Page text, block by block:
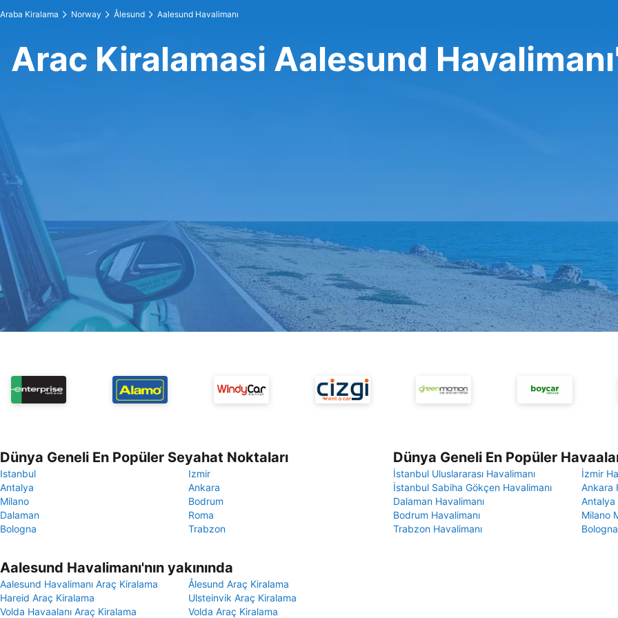
Araba Kiralama Norway Ålesund Aalesund Havalimanı
Arac Kiralamasi Aalesund
Dünya Geneli En Popüler Seyahat Noktaları
Istanbul
Izmir
Antalya
Ankara
Milano
Bodrum
Dalaman
Roma
Bologna
Trabzon
Dünya Geneli En Popüler
İstanbul Uluslararası Havalimanı
İzmir
İstanbul Sabiha Gökçen Havalimanı
Ankara
Dalaman Havalimanı
Antalya
Bodrum Havalimanı
Milano
Trabzon Havalimanı
Aalesund Havalimanı'nın yakınında
Aalesund Havalimanı Araç Kiralama
Ålesund Araç Kiralama
Hareid Araç Kiralama
Ulsteinvik Araç Kiralama
Volda Havaalanı Araç Kiralama
Volda Araç Kiralama